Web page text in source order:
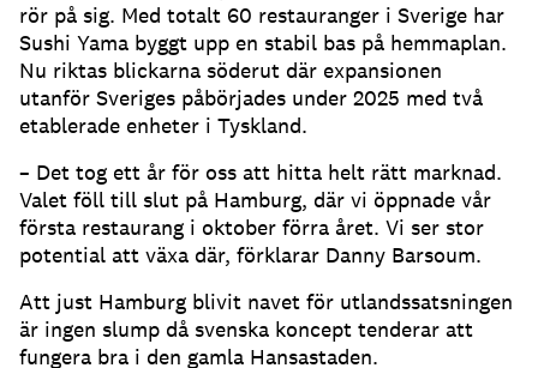
rör på sig. Med totalt 60 restauranger i Sverige har
Sushi Yama byggt upp en stabil bas på hemmaplan.
Nu riktas blickarna söderut där expansionen
utanför Sveriges påbörjades under 2025 med två
etablerade enheter i Tyskland.
– Det tog ett år för oss att hitta helt rätt marknad.
Valet föll till slut på Hamburg, där vi öppnade vår
första restaurang i oktober förra året. Vi ser stor
potential att växa där, förklarar Danny Barsoum.
Att just Hamburg blivit navet för utlandssatsningen
är ingen slump då svenska koncept tenderar att
fungera bra i den gamla Hansastaden.